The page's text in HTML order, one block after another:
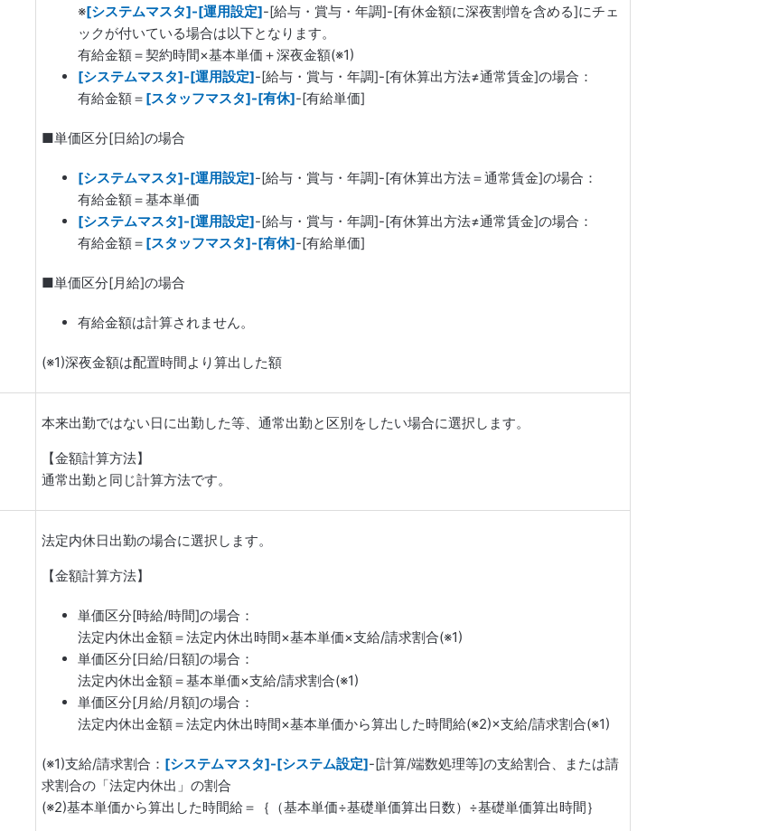
※[システムマスタ]-[運用設定]-[給与・賞与・年調]-[有休金額に深夜割増を含める]にチェ
ックが付いている場合は以下となります。
有給金額＝契約時間×基本単価＋深夜金額(※1)
[システムマスタ]-[運用設定]-[給与・賞与・年調]-[有休算出方法≠通常賃金]の場合：
有給金額＝ [スタッフマスタ]-[有休]-[有給単価]
■単価区分[日給]の場合
[システムマスタ]-[運用設定]-[給与・賞与・年調]-[有休算出方法＝通常賃金]の場合：
有給金額＝基本単価
[システムマスタ]-[運用設定]-[給与・賞与・年調]-[有休算出方法≠通常賃金]の場合：
有給金額＝ [スタッフマスタ]-[有休]-[有給単価]
■単価区分[月給]の場合
有給金額は計算されません。
(※1)深夜金額は配置時間より算出した額
本来出勤ではない日に出勤した等、通常出勤と区別をしたい場合に選択します。
【金額計算方法】
通常出勤と同じ計算方法です。
法定内休日出勤の場合に選択します。
【金額計算方法】
単価区分[時給/時間]の場合：
法定内休出金額＝法定内休出時間×基本単価×支給/請求割合(※1)
単価区分[日給/日額]の場合：
法定内休出金額＝基本単価×支給/請求割合(※1)
単価区分[月給/月額]の場合：
法定内休出金額＝法定内休出時間×基本単価から算出した時間給(※2)×支給/請求割合(※1)
(※1)支給/請求割合： [システムマスタ]-[システム設定]-[計算/端数処理等]の支給割合、または請
求割合の「法定内休出」の割合
(※2)基本単価から算出した時間給＝｛（基本単価÷基礎単価算出日数）÷基礎単価算出時間｝